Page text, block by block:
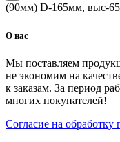
(90мм) D-165мм, выс-
О нас
Мы поставляем
не экономим на
к заказам. За период
многих покупателей!
Согласие на